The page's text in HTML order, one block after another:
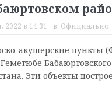
2022 в 14:31 в: Официально
акушерские пункты
Эти объекты